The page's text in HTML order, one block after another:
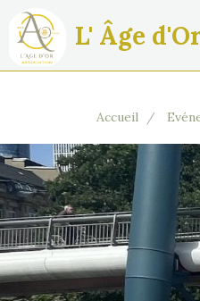
L' Âge
Accueil